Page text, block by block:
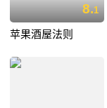
8.1
苹果酒屋法则